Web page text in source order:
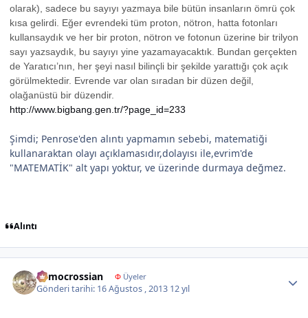
olarak), sadece bu sayıyı yazmaya bile bütün insanların ömrü çok
kısa gelirdi. Eğer evrendeki tüm proton, nötron, hatta fotonları
kullansaydık ve her bir proton, nötron ve fotonun üzerine bir trilyon
sayı yazsaydık, bu sayıyı yine yazamayacaktık. Bundan gerçekten
de Yaratıcı’nın, her şeyi nasıl bilinçli bir şekilde yarattığı çok açık
görülmektedir. Evrende var olan sıradan bir düzen değil,
olağanüstü bir düzendir.
http://www.bigbang.gen.tr/?page_id=233
Şimdi; Penrose'den alıntı yapmamın sebebi, matematiği
kullanaraktan olayı açıklamasıdır,dolayısı ile,evrim'de
"MATEMATİK" alt yapı yoktur, ve üzerinde durmaya değmez.
Alıntı
democrossian ΦÜyeler
Gönderi tarihi: 16 Ağustos , 2013 12 yıl